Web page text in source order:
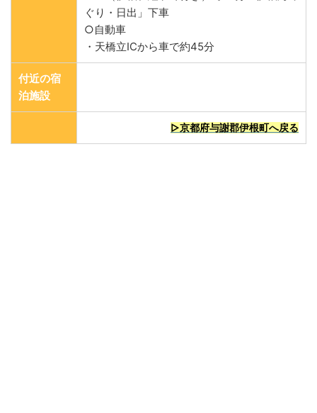
ぐり・日出」下車
○自動車
・天橋立ICから車で約45分
付近の宿
泊施設
▷京都府与謝郡伊根町へ戻る